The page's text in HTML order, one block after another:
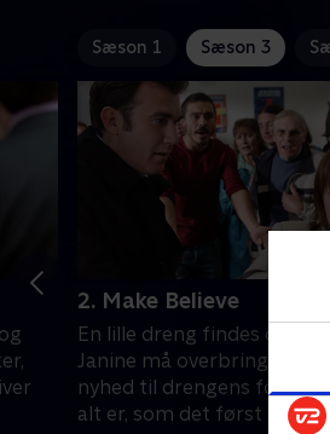
Sæson 1 Sæson 3
2. Make Believe
En lille dreng findes død i
Janine må overbringe den
nyhed til drengens
alt er, som det først ser ud